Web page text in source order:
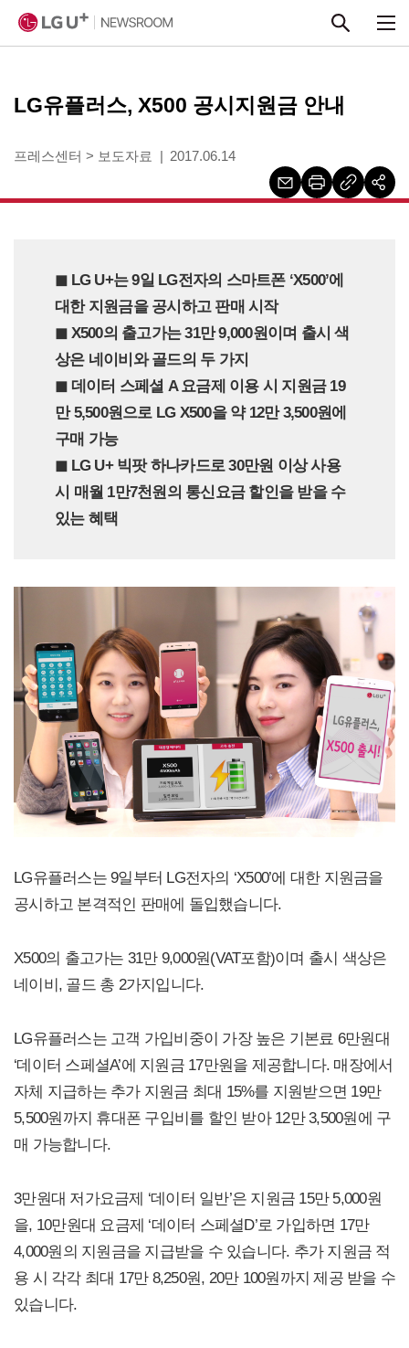
LG유플러스, X500 공시지원금 안내
프레스센터 > 보도자료 2017.06.14
◼︎ LG U+는 9일 LG전자의 스마트폰 ‘X500’에
대한 지원금을 공시하고 판매 시작
◼︎ X500의 출고가는 31만 9,000원이며 출시 색
상은 네이비와 골드의 두 가지
◼︎ 데이터 스페셜 A 요금제 이용 시 지원금 19
만 5,500원으로 LG X500을 약 12만 3,500원에
구매 가능
◼︎ LG U+ 빅팟 하나카드로 30만원 이상 사용
시 매월 1만7천원의 통신요금 할인을 받을 수
있는 혜택
LG유플러스는 9일부터 LG전자의 ‘X500’에 대한 지원금을
공시하고 본격적인 판매에 돌입했습니다.
X500의 출고가는 31만 9,000원(VAT포함)이며 출시 색상은
네이비, 골드 총 2가지입니다.
LG유플러스는 고객 가입비중이 가장 높은 기본료 6만원대
‘데이터 스페셜A’에 지원금 17만원을 제공합니다. 매장에서
자체 지급하는 추가 지원금 최대 15%를 지원받으면 19만
5,500원까지 휴대폰 구입비를 할인 받아 12만 3,500원에 구
매 가능합니다.
3만원대 저가요금제 ‘데이터 일반’은 지원금 15만 5,000원
을, 10만원대 요금제 ‘데이터 스페셜D’로 가입하면 17만
4,000원의 지원금을 지급받을 수 있습니다. 추가 지원금 적
용 시 각각 최대 17만 8,250원, 20만 100원까지 제공 받을 수
있습니다.